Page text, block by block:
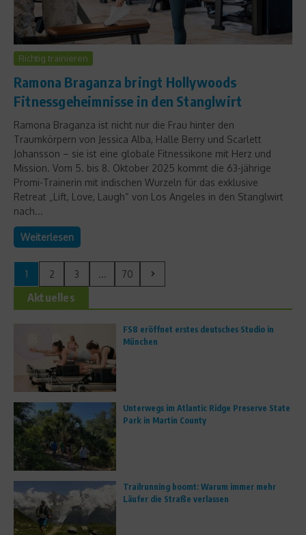
Richtig trainieren
Ramona Braganza bringt Hollywoods
Fitnessgeheimnisse in den Stanglwirt
Ramona Braganza ist nicht nur die Frau hinter den
Traumkörpern von Jessica Alba, Halle Berry und Scarlett
Johansson – sie ist eine globale Fitnessikone mit Herz und
Mission. Vom 5. bis 8. Oktober 2025 kommt die 63-jährige
Promi-Trainerin mit indischen Wurzeln für das exklusive
Retreat „Lift, Love, Laugh“ von Los Angeles in den Stanglwirt
nach...
Weiterlesen
1 2 3 ... 70
Aktuelles
FS8 eröffnet erstes deutsches Studio in
München
Unterwegs im Atlantic Ridge Preserve State
Park in Martin County
Trailrunning boomt: Warum immer mehr
Läufer die Straße verlassen